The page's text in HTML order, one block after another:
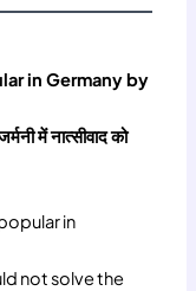
in Germany by
में नात्सीवाद को
in
not solve the